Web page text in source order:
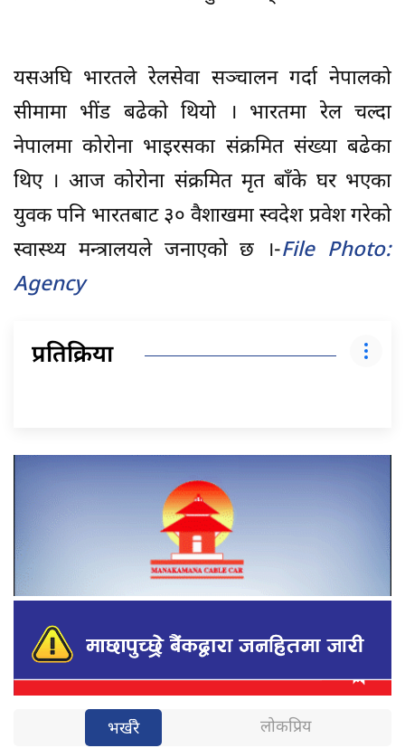
यसअघि भारतले रेलसेवा सञ्चालन गर्दा नेपालको
सीमामा भींड बढेको थियो । भारतमा रेल चल्दा
नेपालमा कोरोना भाइरसका संक्रमित संख्या बढेका
थिए । आज कोरोना संक्रमित मृत बाँके घर भएका
युवक पनि भारतबाट ३० वैशाखमा स्वदेश प्रवेश गरेको
स्वास्थ्य मन्त्रालयले जनाएको छ ।-File Photo:
Agency
प्रतिक्रिया
भर्खरै लोकप्रिय